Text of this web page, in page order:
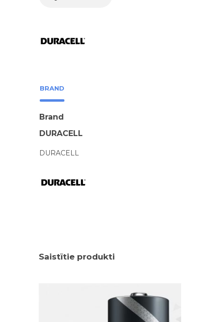
BRAND
Brand
DURACELL
DURACELL
Saistītie produkti